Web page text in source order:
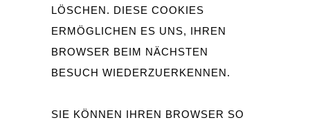
LÖSCHEN. DIESE COOKIES
ERMÖGLICHEN ES UNS, IHREN
BROWSER BEIM NÄCHSTEN
BESUCH WIEDERZUERKENNEN.
SIE KÖNNEN IHREN BROWSER SO